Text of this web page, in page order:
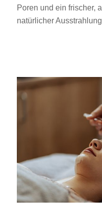
Poren und ein frischer,
natürlicher